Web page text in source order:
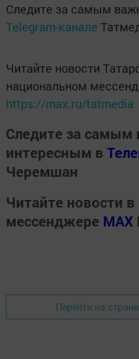
Следите за самым
Telegram-канале
Читайте новости
национальном
https://max.ru/tatmedia
Следите за
интересным в
Черемшан
Читайте новости
мессенджере MАХ
Перейти на